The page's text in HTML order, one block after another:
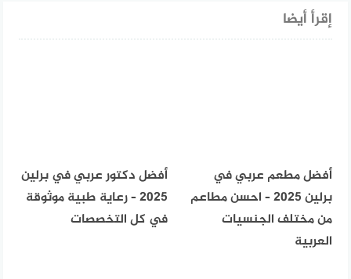
إقرأ أيضا
أفضل مطعم عربي في
برلين 2025 – احسن مطاعم
من مختلف الجنسيات
العربية
أفضل دكتور عربي في برلين
2025 – رعاية طبية موثوقة
في كل التخصصات